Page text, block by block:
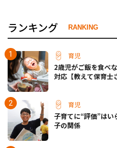
ランキング RANKING
育児
2歳児がご飯を食べ
対応【教えて保育士
育児
子育てに“評価”はい
子の関係